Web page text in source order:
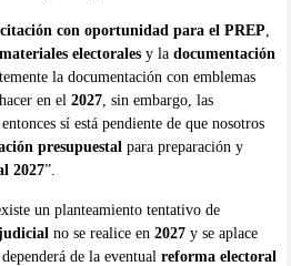
con oportunidad para el PREP
materiales electoralesy la documentación
la documentación con emblemas
en el 2027, sin embargo, las
sí está pendiente de que nosotros
presupuestal para preparación y
2027”.
un planteamiento tentativo de
no se realice en 2027y se aplace
de la eventual reforma electoral